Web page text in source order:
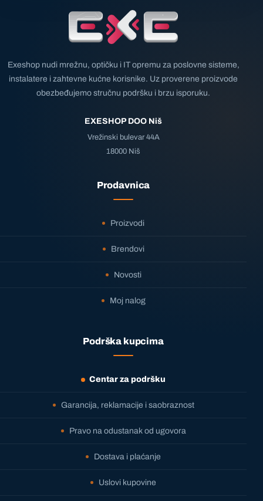
Exeshop nudi mrežnu, optičku i IT opremu za poslovne sisteme,
instalatere i zahtevne kućne korisnike. Uz proverene proizvode
obezbeđujemo stručnu podršku i brzu isporuku.
EXESHOP DOO Niš
Vrežinski bulevar 44A
18000 Niš
Prodavnica
Proizvodi
Brendovi
Novosti
Moj nalog
Podrška kupcima
Centar za podršku
Garancija, reklamacije i saobraznost
Pravo na odustanak od ugovora
Dostava i plaćanje
Uslovi kupovine